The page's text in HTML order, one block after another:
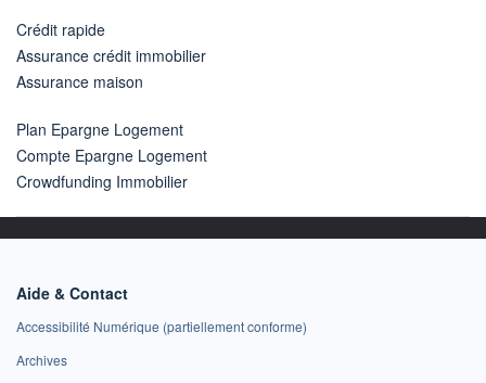
Crédit rapide
Assurance crédit immobilier
Assurance maison
Plan Epargne Logement
Compte Epargne Logement
Crowdfunding Immobilier
Aide & Contact
Accessibilité Numérique (partiellement conforme)
Archives